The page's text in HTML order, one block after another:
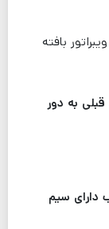
بافته
به دور
دارای سیم